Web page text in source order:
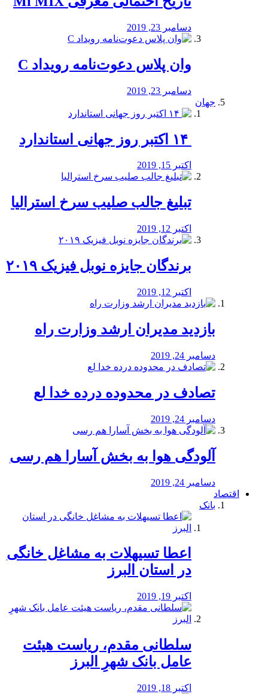
دسامبر 23, 2019
وان پلاس دعوت‌نامه رویداد C
دسامبر 23, 2019
جهان
اکتبر 15, 2019
تبلیغ جالب صلیب سرخ استرالیا
اکتبر 12, 2019
برندگان جایزه نوبل فیزیک ۲۰۱۹
اکتبر 12, 2019
بازدید مدیران ارشد وزارت راه
دسامبر 24, 2019
تصادف در محدوده درده خدا لع
دسامبر 24, 2019
آلودگی هوا به بخش آسارا هم رسی
دسامبر 24, 2019
اقتصاد
بانک
️اعطا تسیهلات به مشاغل خانگی
در استان البرز
اکتبر 19, 2019
سلطانی مقدم، ریاست هیئت
عامل بانک شهرِ البرز
اکتبر 18, 2019